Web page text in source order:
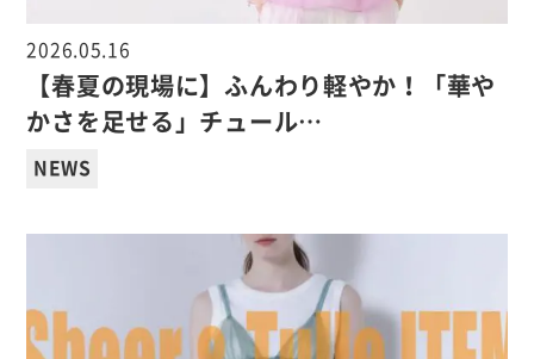
2026.05.16
【春夏の現場に】ふんわり軽やか！「華や
かさを足せる」チュール…
NEWS